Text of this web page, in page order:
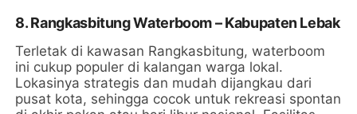
8. Rangkasbitung Waterboom – Kabupaten Lebak
Terletak di kawasan Rangkasbitung, waterboom
ini cukup populer di kalangan warga lokal.
Lokasinya strategis dan mudah dijangkau dari
pusat kota, sehingga cocok untuk rekreasi spontan